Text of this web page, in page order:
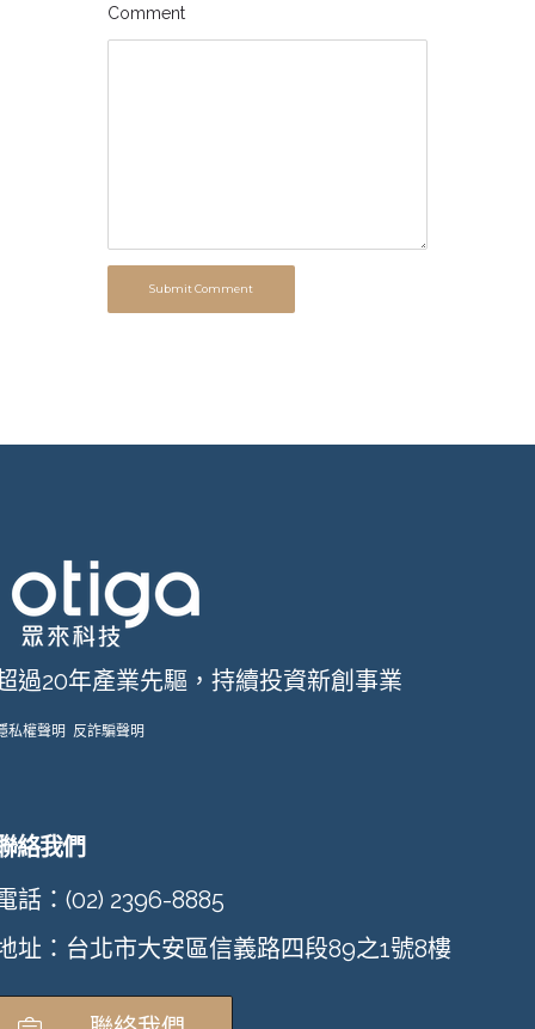
Comment
Submit Comment
過20年產業先驅，持續投資新創事業
私權聲明 反詐騙聲明
絡我們
話：(02) 2396-8885
址：台北市大安區信義路四段89之1號8樓